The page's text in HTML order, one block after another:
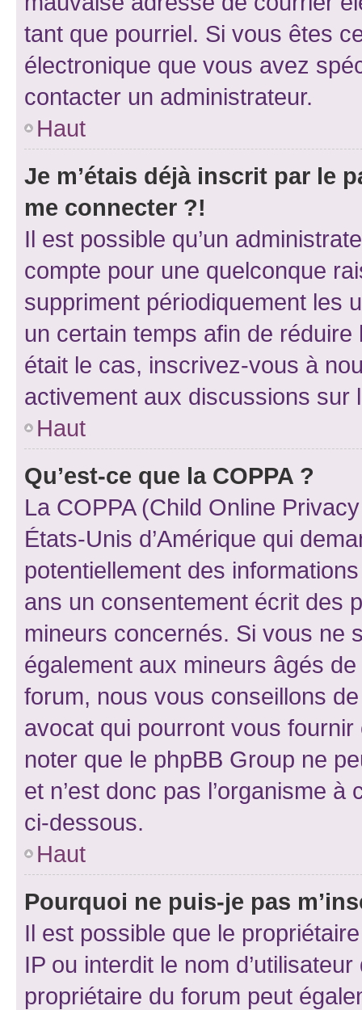
tant que pourriel. Si vous êtes
électronique que vous avez
contacter un administrateur.
Haut
Je m’étais déjà inscrit par le
me connecter ?!
Il est possible qu’un
compte pour une quelconque
suppriment périodiquement les
un certain temps afin de
était le cas, inscrivez-vous à
activement aux discussions sur
Haut
Qu’est-ce que la COPPA ?
La COPPA (Child Online
États-Unis d’Amérique qui
potentiellement des
ans un consentement écrit des
mineurs concernés. Si vous ne
également aux mineurs âgés
forum, nous vous conseillons
avocat qui pourront vous
noter que le phpBB Group ne
et n’est donc pas l’organisme
ci-dessous.
Haut
Pourquoi ne puis-je pas
Il est possible que le
IP ou interdit le nom
propriétaire du forum peut